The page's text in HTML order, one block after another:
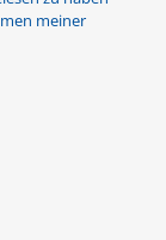
meiner